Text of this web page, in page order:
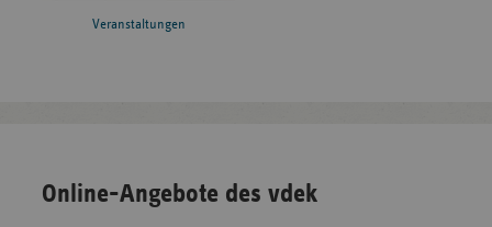
Veranstaltungen
Online-Angebote des vdek